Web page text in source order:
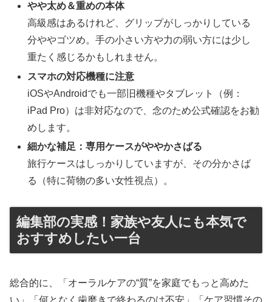
やや太め＆重めの本体
高級感はあるけれど、グリップがしっかりしている
分ややゴツめ。手の小さい方や力の弱い方には少し
重たく感じるかもしれません。
スマホの対応機種に注意
iOSやAndroidでも一部旧機種やタブレット（例：
iPad Pro）は非対応なので、念のため公式確認をお勧
めします。
細かな補足：専用ケースがややかさばる
旅行ケースはしっかりしていますが、その分かさば
る（特に荷物の多い女性視点）。
編集部の実感！家族や友人にも本気で
おすすめしたい一台
総合的に、「オーラルケアの“質”を家庭でもっと高めた